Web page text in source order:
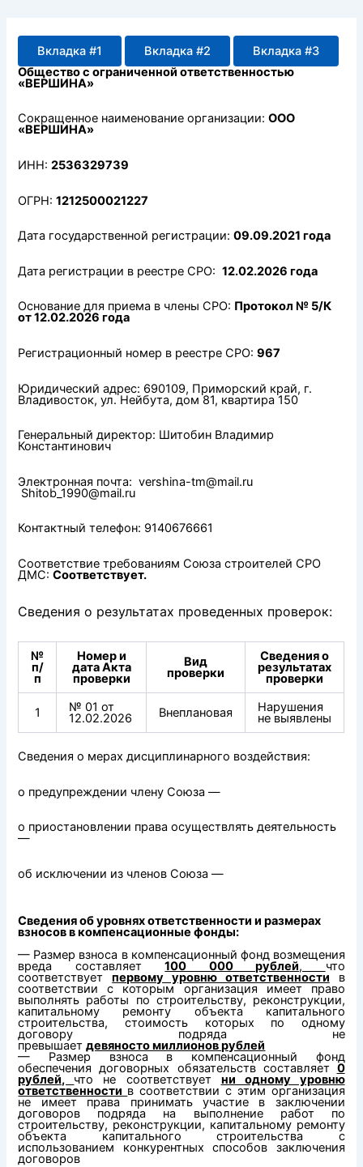
Вкладка #1
Вкладка #2
Вкладка #3
Общество с ограниченной ответственностью
«ВЕРШИНА»
Сокращенное наименование организации:ООО
«ВЕРШИНА»
ИНН:2536329739
ОГРН:1212500021227
Дата государственной регистрации:09.09.2021 года
Дата регистрации в реестре СРО:12.02.2026 года
Основание для приема в члены СРО: Протокол № 5/К
от 12.02.2026 года
Регистрационный номер в реестре СРО:967
Юридический адрес: 690109, Приморский край, г.
Владивосток, ул. Нейбута, дом 81, квартира 150
Генеральный директор: Шитобин Владимир
Константинович
Электронная почта:vershina-tm@mail.ru
Shitob_1990@mail.ru
Контактный телефон: 9140676661
Соответствие требованиям Союза строителей СРО
ДМС:Соответствует.
Сведения о результатах проведенных проверок:
№
п/
п
Номер и
дата Акта
проверки
Вид
проверки
Сведения о
результатах
проверки
1 № 01 от
12.02.2026 Внеплановая Нарушения
не выявлены
Сведения о мерах дисциплинарного воздействия:
о предупреждении члену Союза —
о приостановлении права осуществлять деятельность
—
об исключении из членов Союза —
Сведения об уровнях ответственности и размерах
взносов в компенсационные фонды:
— Размер взноса в компенсационный фонд возмещения
вреда составляет100 000 рублей, что
соответствуетпервому уровню ответственности в
соответствии с которым организация имеет право
выполнять работы по строительству, реконструкции,
капитальному ремонту объекта капитального
строительства, стоимость которых по одному
договору подряда не
превышаетдевяносто миллионов рублей
— Размер взноса в компенсационный фонд
обеспечения договорных обязательств составляет 0
рублей, что не соответствует ни одному уровню
ответственности в соответствии с этим организация
не имеет права принимать участие в заключении
договоров подряда на выполнение работ по
строительству, реконструкции, капитальному ремонту
объекта капитального строительства с
использованием конкурентных способов заключения
договоров